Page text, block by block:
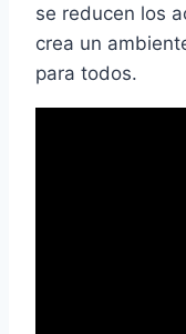
se reducen los
crea un
para todos.